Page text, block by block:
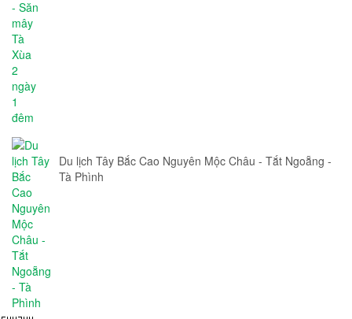
Du lịch Tây Bắc Cao Nguyên Mộc Châu - Tắt Ngoẵng -
Tà Phình